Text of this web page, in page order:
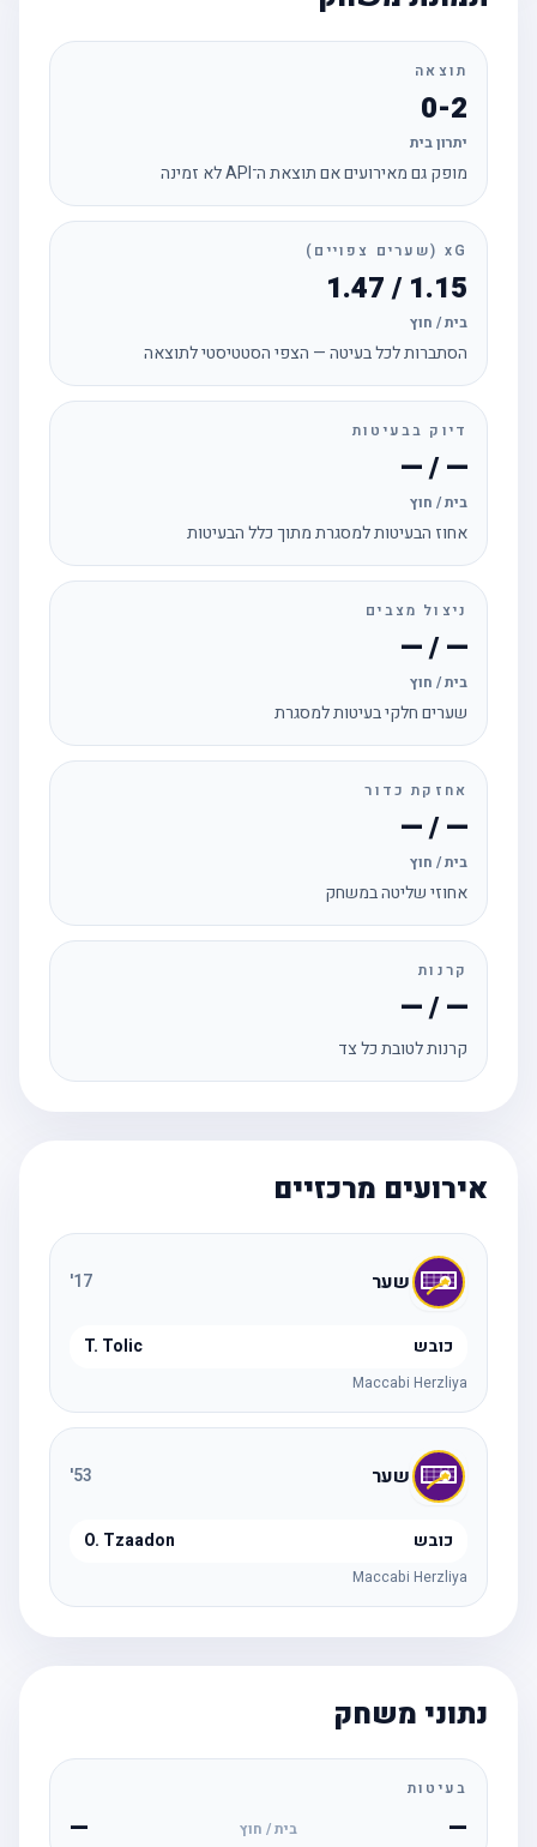
תוצאה
0-2
יתרון בית
מופק גם מאירועים אם תוצאת ה־API לא זמינה
xG (שערים צפויים)
1.15 / 1.47
בית / חוץ
הסתברות לכל בעיטה — הצפי הסטטיסטי לתוצאה
דיוק בבעיטות
— / —
בית / חוץ
אחוז הבעיטות למסגרת מתוך כלל הבעיטות
ניצול מצבים
— / —
בית / חוץ
שערים חלקי בעיטות למסגרת
אחזקת כדור
— / —
בית / חוץ
אחוזי שליטה במשחק
קרנות
— / —
קרנות לטובת כל צד
אירועים מרכזיים
שער 17
'
כובש T. Tolic
Maccabi Herzliya
שער 53
'
כובש O. Tzaadon
Maccabi Herzliya
נתוני משחק
בעיטות
— בית / חוץ —